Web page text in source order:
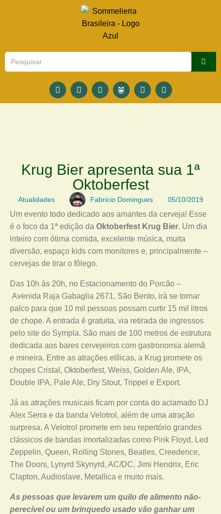
Krug Bier apresenta sua 1ª
Oktoberfest
Atualidades Fabricio Domingues 05/10/2019
Um evento todo dedicado aos amantes da cerveja! Esse
é o foco da 1ª edição da Oktoberfest Krug Bier. Um dia
inteiro com ótima comida, excelente música, muita
diversão, espaço kids com monitores e, principalmente –
cervejas de tirar o fôlego.
Das 10h às 20h, no Estacionamento do Porcão –
Avenida Raja Gabaglia 2671, São Bento, irá se tornar
palco para que 10 mil pessoas possam curtir 15 mil litros
de chope. A entrada é gratuita, via retirada de ingressos
pelo site do Sympla. São mais de 100 metros de estrutura
dedicada aos bares cervejeiros com gastronomia alemã
e mineira. Entre as atrações etílicas, a Krug promete os
chopes Cristal, Oktoberfest, Weiss, Golden Ale, IPA,
Double IPA, Pale Ale, Dry Stout, Trippel e Export.
Já as atrações musicais ficam por conta do aclamado DJ
Alex Serra e da banda Velotrol, além de uma atração
surpresa. A Velotrol promete em seu repertório grandes
clássicos de bandas imortalizadas como Pink Floyd, Led
Zeppelin, Queen, Rolling Stones, Beatles, Creedence,
The Doors, Lynyrd Skynyrd, AC/DC, Jimi Hendrix, Eric
Clapton, Audioslave, Metallica e muito mais.
As pessoas que levarem um quilo de alimento não-
perecível ou um brinquedo usado vão ganhar um